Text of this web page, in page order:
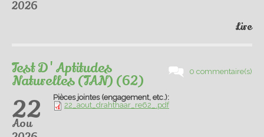
2026
Lire
0 commentaire(s)
Test D'Aptitudes
Naturelles (TAN) (62)
22
Aou
Pièces jointes (engagement, etc.):
22_aout_drahthaar_re62_.pdf